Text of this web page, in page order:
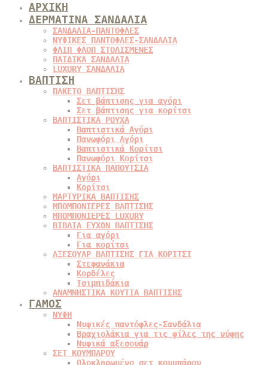
ΑΡΧΙΚΗ
ΔΕΡΜΑΤΙΝΑ ΣΑΝΔΑΛΙΑ
ΣΑΝΔΑΛΙΑ-ΠΑΝΤΟΦΛΕΣ
ΝΥΦΙΚΕΣ ΠΑΝΤΟΦΛΕΣ-ΣΑΝΔΑΛΙΑ
ΦΛΙΠ ΦΛΟΠ ΣΤΟΛΙΣΜΕΝΕΣ
ΠΑΙΔΙΚΑ ΣΑΝΔΑΛΙΑ
LUXURY ΣΑΝΔΑΛΙΑ
ΒΑΠΤΙΣΗ
ΠΑΚΕΤΟ ΒΑΠΤΙΣΗΣ
Σετ βάπτισης για αγόρι
Σετ βάπτισης για κορίτσι
ΒΑΠΤΙΣΤΙΚΑ ΡΟΥΧΑ
Βαπτιστικά Αγόρι
Πανωφόρι Αγόρι
Βαπτιστικά Κορίτσι
Πανωφόρι Κορίτσι
ΒΑΠΤΙΣΤΙΚΑ ΠΑΠΟΥΤΣΙΑ
Αγόρι
Κορίτσι
ΜΑΡΤΥΡΙΚΑ ΒΑΠΤΙΣΗΣ
ΜΠΟΜΠΟΝΙΕΡΕΣ ΒΑΠΤΙΣΗΣ
ΜΠΟΜΠΟΝΙΕΡΕΣ LUXURY
ΒΙΒΛΙΑ ΕΥΧΩΝ ΒΑΠΤΙΣΗΣ
Για αγόρι
Για κορίτσι
ΑΞΕΣΟΥΑΡ ΒΑΠΤΙΣΗΣ ΓΙΑ ΚΟΡΙΤΣΙ
Στεφανάκια
Κορδέλες
Τσιμπιδάκια
ΑΝΑΜΝΗΣΤΙΚΑ ΚΟΥΤΙΑ ΒΑΠΤΙΣΗΣ
ΓΑΜΟΣ
ΝΥΦΗ
Νυφικές παντόφλες-Σανδάλια
Βραχιολάκια για τις φίλες της νύφης
Νυφικά αξεσουάρ
ΣΕΤ ΚΟΥΜΠΑΡΟΥ
Ολοκληρωμένο σετ κουμπάρου